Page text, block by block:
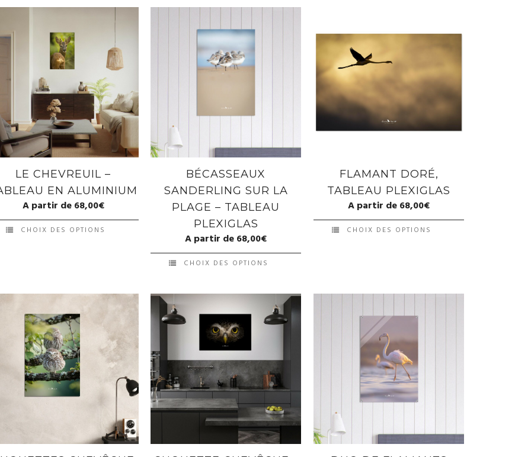
LE CHEVREUIL –
EN ALUMINIUM
A partir de68,00€
CHOIX DES OPTIONS
BÉCASSEAUX
SANDERLING SUR LA
PLAGE – TABLEAU
PLEXIGLAS
A partir de68,00€
CHOIX DES OPTIONS
FLAMANT DORÉ,
TABLEAU PLEXIGLAS
A partir de68,00€
CHOIX DES OPTIONS